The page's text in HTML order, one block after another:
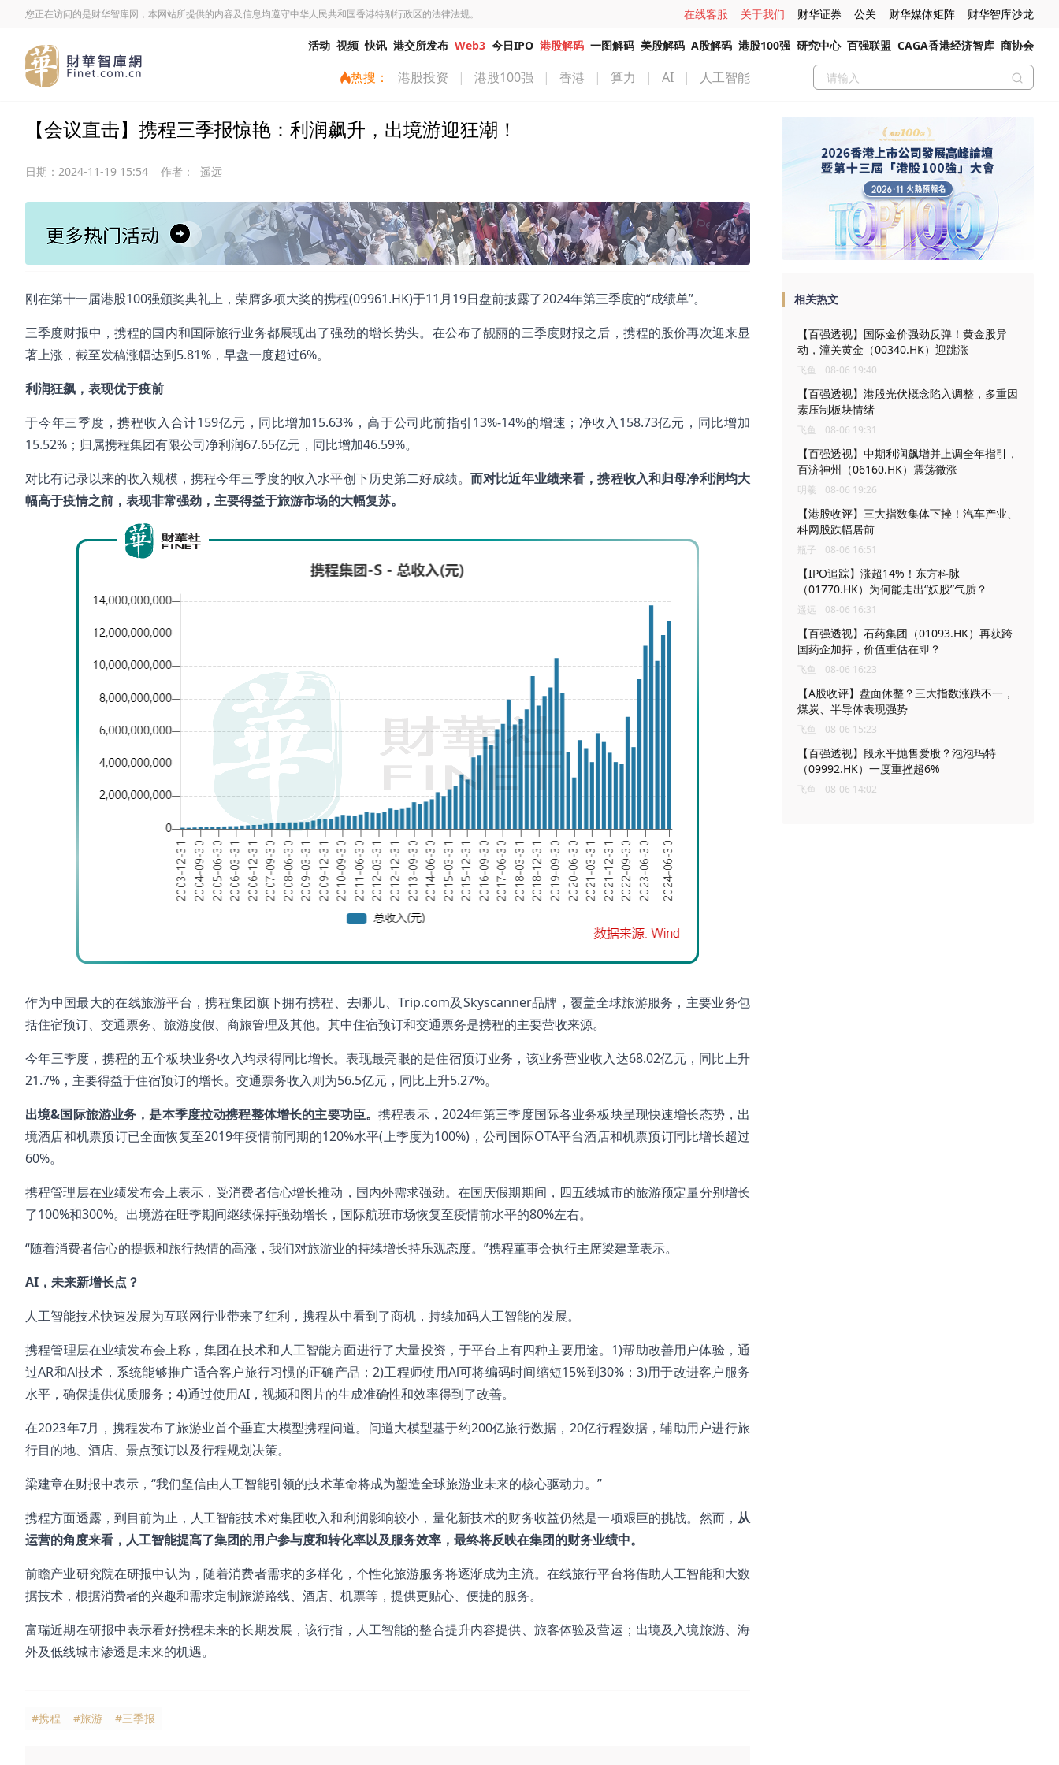
您正在访问的是财华智库网，本网站所提供的内容及信息均遵守中华人民共和国香港特别行政区的法律法规。 在线客服 关于我们 财华证券 公关 财华媒体矩阵 财华智库沙龙
活动 视频 快讯 港交所发布 Web3 今日IPO 港股解码 一图解码 美股解码 A股解码 港股100强 研究中心 百强联盟 CAGA香港经济智库 商协会
热搜： 港股投资 | 港股100强 | 香港 | 算力 | AI | 人工智能
【会议直击】携程三季报惊艳：利润飙升，出境游迎狂潮！
日期： 2024-11-19 15:54 作者： 遥远
刚在第十一届港股100强颁奖典礼上，荣膺多项大奖的携程(09961.HK)于11月19日盘前披露了2024年第三季度的“成绩单”。
三季度财报中，携程的国内和国际旅行业务都展现出了强劲的增长势头。在公布了靓丽的三季度财报之后，携程的股价再次迎来显
著上涨，截至发稿涨幅达到5.81%，早盘一度超过6%。
利润狂飙，表现优于疫前
于今年三季度，携程收入合计159亿元，同比增加15.63%，高于公司此前指引13%-14%的增速；净收入158.73亿元，同比增加
15.52%；归属携程集团有限公司净利润67.65亿元，同比增加46.59%。
对比有记录以来的收入规模，携程今年三季度的收入水平创下历史第二好成绩。 而对比近年业绩来看，携程收入和归母净利润均大
幅高于疫情之前，表现非常强劲，主要得益于旅游市场的大幅复苏。
作为中国最大的在线旅游平台，携程集团旗下拥有携程、去哪儿、Trip.com及Skyscanner品牌，覆盖全球旅游服务，主要业务包
括住宿预订、交通票务、旅游度假、商旅管理及其他。其中住宿预订和交通票务是携程的主要营收来源。
今年三季度，携程的五个板块业务收入均录得同比增长。表现最亮眼的是住宿预订业务，该业务营业收入达68.02亿元，同比上升
21.7%，主要得益于住宿预订的增长。交通票务收入则为56.5亿元，同比上升5.27%。
出境&国际旅游业务，是本季度拉动携程整体增长的主要功臣。携程表示，2024年第三季度国际各业务板块呈现快速增长态势，出
境酒店和机票预订已全面恢复至2019年疫情前同期的120%水平(上季度为100%)，公司国际OTA平台酒店和机票预订同比增长超过
60%。
携程管理层在业绩发布会上表示，受消费者信心增长推动，国内外需求强劲。在国庆假期期间，四五线城市的旅游预定量分别增长
了100%和300%。出境游在旺季期间继续保持强劲增长，国际航班市场恢复至疫情前水平的80%左右。
“随着消费者信心的提振和旅行热情的高涨，我们对旅游业的持续增长持乐观态度。”携程董事会执行主席梁建章表示。
AI，未来新增长点？
人工智能技术快速发展为互联网行业带来了红利，携程从中看到了商机，持续加码人工智能的发展。
携程管理层在业绩发布会上称，集团在技术和人工智能方面进行了大量投资，于平台上有四种主要用途。1)帮助改善用户体验，通
过AR和Al技术，系统能够推广适合客户旅行习惯的正确产品；2)工程师使用Al可将编码时间缩短15%到30%；3)用于改进客户服务
水平，确保提供优质服务；4)通过使用AI，视频和图片的生成准确性和效率得到了改善。
在2023年7月，携程发布了旅游业首个垂直大模型携程问道。问道大模型基于约200亿旅行数据，20亿行程数据，辅助用户进行旅
行目的地、酒店、景点预订以及行程规划决策。
梁建章在财报中表示，“我们坚信由人工智能引领的技术革命将成为塑造全球旅游业未来的核心驱动力。”
携程方面透露，到目前为止，人工智能技术对集团收入和利润影响较小，量化新技术的财务收益仍然是一项艰巨的挑战。然而， 从
运营的角度来看，人工智能提高了集团的用户参与度和转化率以及服务效率，最终将反映在集团的财务业绩中。
前瞻产业研究院在研报中认为，随着消费者需求的多样化，个性化旅游服务将逐渐成为主流。在线旅行平台将借助人工智能和大数
据技术，根据消费者的兴趣和需求定制旅游路线、酒店、机票等，提供更贴心、便捷的服务。
富瑞近期在研报中表示看好携程未来的长期发展，该行指，人工智能的整合提升内容提供、旅客体验及营运；出境及入境旅游、海
外及低线城市渗透是未来的机遇。
#携程 #旅游 #三季报
相关热文
【百强透视】国际金价强劲反弹！黄金股异
动，潼关黄金（00340.HK）迎跳涨
飞鱼 08-06 19:40
【百强透视】港股光伏概念陷入调整，多重因
素压制板块情绪
飞鱼 08-06 19:31
【百强透视】中期利润飙增并上调全年指引，
百济神州（06160.HK）震荡微涨
明羲 08-06 19:26
【港股收评】三大指数集体下挫！汽车产业、
科网股跌幅居前
瓶子 08-06 16:51
【IPO追踪】涨超14%！东方科脉
（01770.HK）为何能走出“妖股”气质？
遥远 08-06 16:31
【百强透视】石药集团（01093.HK）再获跨
国药企加持，价值重估在即？
飞鱼 08-06 16:23
【A股收评】盘面休整？三大指数涨跌不一，
煤炭、半导体表现强势
飞鱼 08-06 15:23
【百强透视】段永平抛售爱股？泡泡玛特
（09992.HK）一度重挫超6%
飞鱼 08-06 14:02